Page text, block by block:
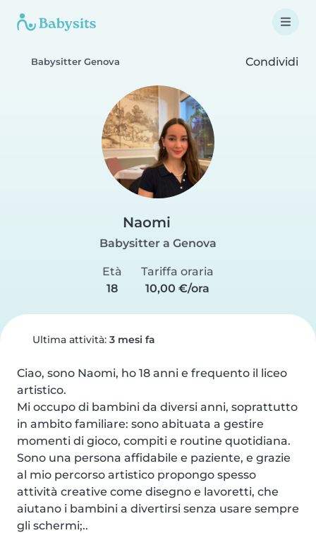
Babysitter Genova Condividi
Naomi
Babysitter a Genova
Età
18
Tariffa oraria
10,00 €/ora
Ultima attività: 3 mesi fa
Ciao, sono Naomi, ho 18 anni e frequento il liceo
artistico.
Mi occupo di bambini da diversi anni, soprattutto
in ambito familiare: sono abituata a gestire
momenti di gioco, compiti e routine quotidiana.
Sono una persona affidabile e paziente, e grazie
al mio percorso artistico propongo spesso
attività creative come disegno e lavoretti, che
aiutano i bambini a divertirsi senza usare sempre
gli schermi;..